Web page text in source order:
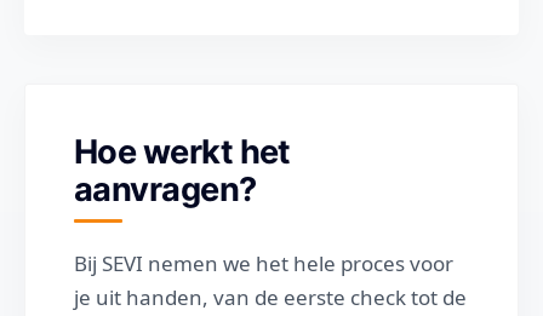
Hoe werkt het
aanvragen?
Bij SEVI nemen we het hele proces voor
je uit handen, van de eerste check tot de